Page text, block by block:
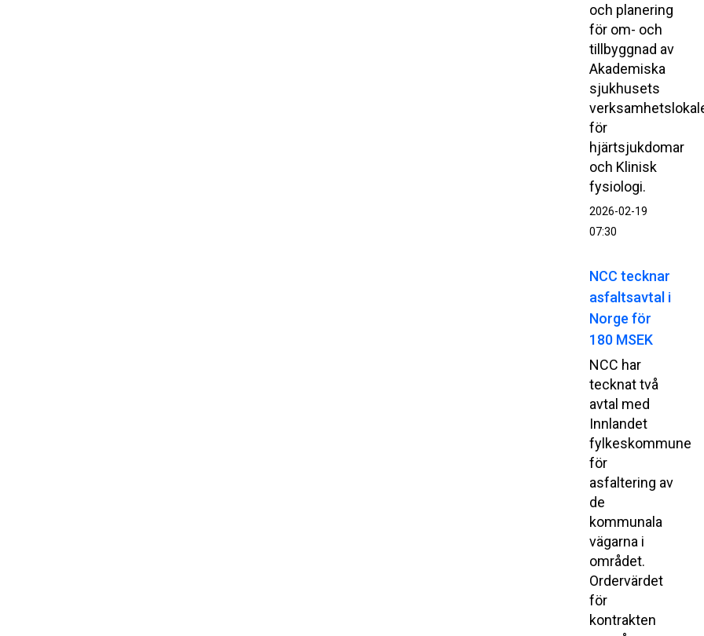
och planering
för om- och
tillbyggnad av
Akademiska
sjukhusets
för
hjärtsjukdomar
och Klinisk
fysiologi.
2026-02-19
07:30
NCC tecknar
asfaltsavtal i
Norge för
180 MSEK
NCC har
tecknat två
avtal med
Innlandet
fylkeskommune
för
asfaltering av
de
kommunala
vägarna i
området.
Ordervärdet
för
kontrakten